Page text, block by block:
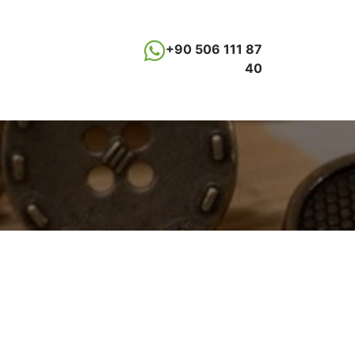
+90 506 111 87
40